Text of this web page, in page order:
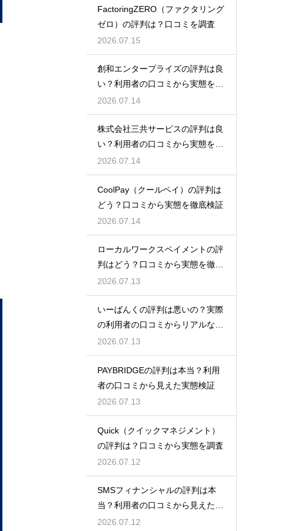
FactoringZERO（ファクタリング
ゼロ）の評判は？口コミを調査
2026.07.15
創和エンタープライズの評判は良
い？利用者の口コミから実態を徹
底解説
2026.07.14
株式会社三共サービスの評判は良
い？利用者の口コミから実態を徹
底解説
2026.07.14
CoolPay（クールペイ）の評判は
どう？口コミから実態を徹底検証
2026.07.14
ローカルワークスペイメントの評
判はどう？口コミから実態を徹底
検証！
2026.07.13
いーばんくの評判は悪いの？実際
の利用者の口コミからリアルな実
態検証
2026.07.13
PAYBRIDGEの評判は本当？利用
者の口コミから見えた実態検証
2026.07.13
Quick（クイックマネジメント）
の評判は？口コミから実態を調査
2026.07.12
SMSフィナンシャルの評判は本
当？利用者の口コミから見えた実
態検証
2026.07.12